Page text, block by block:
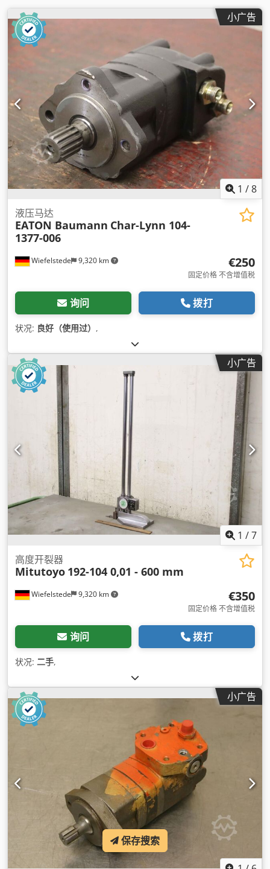
小广告
1 /8
Wiefelstede 9,320 km
液压马达
EATON Baumann Char-Lynn 104-
1377-006
€250
固定价格 不含增值税
询问 拨打
状况: 良好（使用过） ,
小广告
1 /7
Wiefelstede 9,320 km
高度开裂器
Mitutoyo 192-104 0,01 - 600 mm
€350
固定价格 不含增值税
询问 拨打
状况: 二手,
小广告
保存搜索